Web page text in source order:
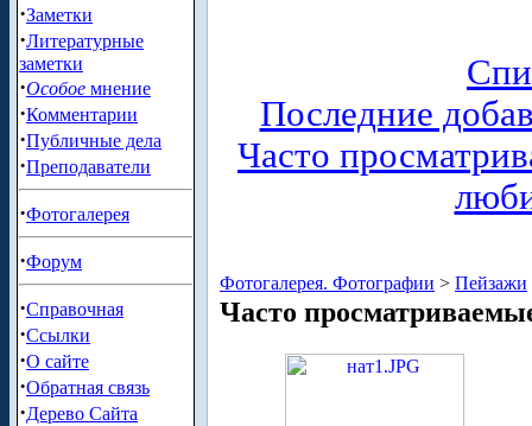
·Заметки
·Литературные
заметки
·Особое мнение
·Комментарии
·Публичные дела
·Преподаватели
·Фотогалерея
·Форум
·Справочная
·Ссылки
·О сайте
·Обратная связь
·Дерево Сайта
Последние
Часто
Фотогалерея. Фотографии > Пейзажи
Часто